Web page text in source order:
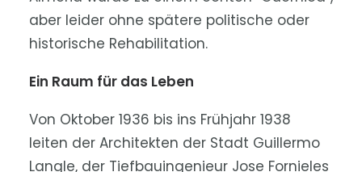
aber leider ohne spätere politische oder
historische Rehabilitation.
Ein Raum für das Leben
Von Oktober 1936 bis ins Frühjahr 1938
leiten der Architekten der Stadt Guillermo
Langle, der Tiefbauingenieur Jose Fornieles